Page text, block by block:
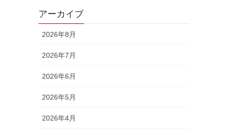
アーカイブ
2026年8月
2026年7月
2026年6月
2026年5月
2026年4月